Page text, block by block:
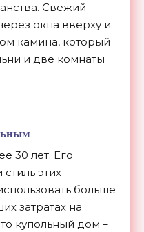
Свежий
окна вверху и
камина, который
и две комнаты
30 лет. Его
этих
больше
затратах на
купольный дом –